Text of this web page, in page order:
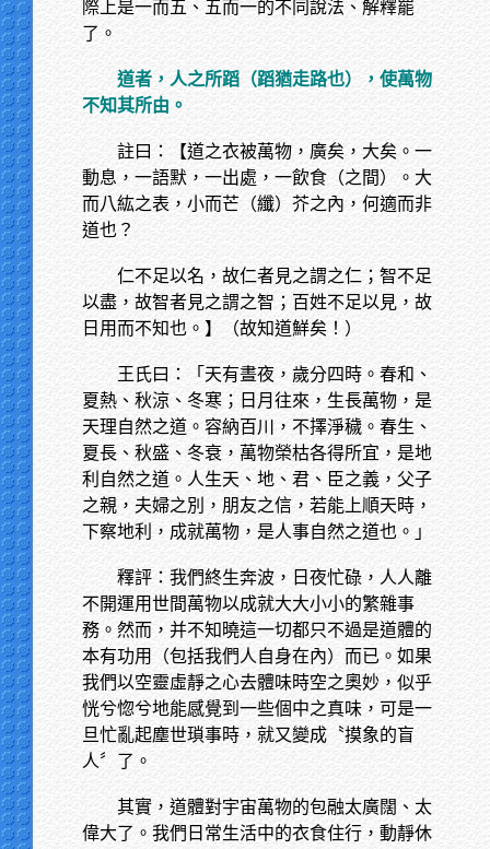
際上是一而五、五而一的不同說法、解釋罷
了。
道者，人之所蹈（蹈猶走路也），使萬物
不知其所由。
註曰：【道之衣被萬物，廣矣，大矣。一
動息，一語默，一出處，一飲食（之間）。大
而八紘之表，小而芒（纖）芥之內，何適而非
道也？
仁不足以名，故仁者見之謂之仁；智不足
以盡，故智者見之謂之智；百姓不足以見，故
日用而不知也。】（故知道鮮矣！）
王氏曰：「天有晝夜，歲分四時。春和、
夏熱、秋涼、冬寒；日月往來，生長萬物，是
天理自然之道。容納百川，不擇淨穢。春生、
夏長、秋盛、冬衰，萬物榮枯各得所宜，是地
利自然之道。人生天、地、君、臣之義，父子
之親，夫婦之別，朋友之信，若能上順天時，
下察地利，成就萬物，是人事自然之道也。」
釋評：我們終生奔波，日夜忙碌，人人離
不開運用世間萬物以成就大大小小的繁雜事
務。然而，并不知曉這一切都只不過是道體的
本有功用（包括我們人自身在內）而已。如果
我們以空靈虛靜之心去體味時空之奧妙，似乎
恍兮惚兮地能感覺到一些個中之真味，可是一
旦忙亂起塵世瑣事時，就又變成〝摸象的盲
人〞了。
其實，道體對宇宙萬物的包融太廣闊、太
偉大了。我們日常生活中的衣食住行，動靜休